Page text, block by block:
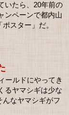
いたら、20年前の
ンペーンで都内山
ポスター」だ。
ールドにやってき
るヤマシギは少な
なヤマシギがフ